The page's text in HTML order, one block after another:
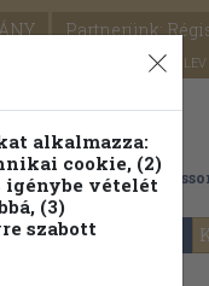
Partnerünk:
SEGÍTSÉG
OLVASMÁNYOK
fa
alkalmazza:
cookie, (2)
igénybe vételét
(3)
szabott